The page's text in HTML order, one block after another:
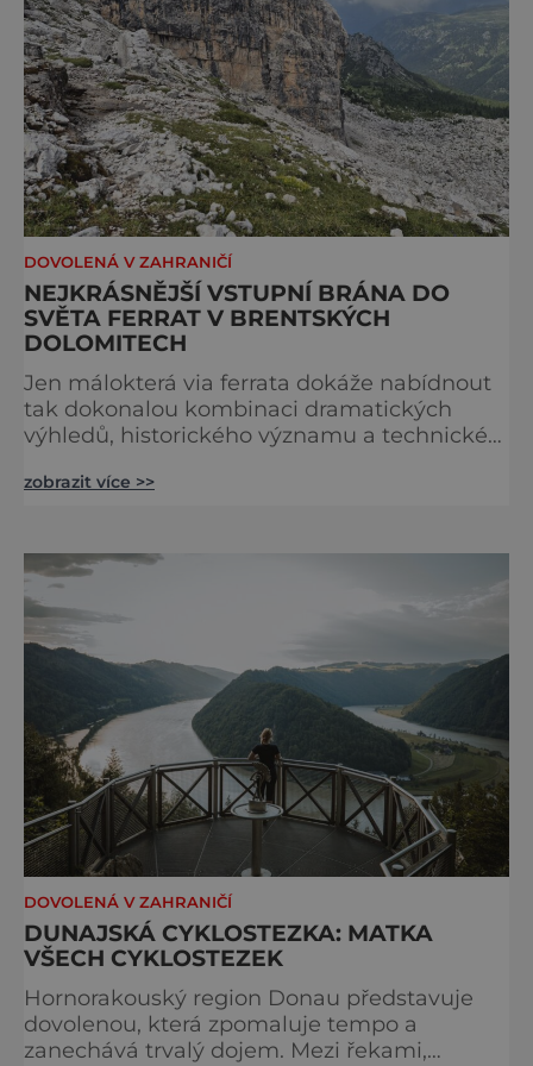
DOVOLENÁ V ZAHRANIČÍ
NEJKRÁSNĚJŠÍ VSTUPNÍ BRÁNA DO
SVĚTA FERRAT V BRENTSKÝCH
DOLOMITECH
Jen málokterá via ferrata dokáže nabídnout
tak dokonalou kombinaci dramatických
výhledů, historického významu a technické
Brentských Dolomit představuje vstupní
považován za jednu z nejkrásnějších
vysokohorských tras na světě. Přestože
samotná ferrata nepatří mezi techn
zobrazit více >>
DOVOLENÁ V ZAHRANIČÍ
DUNAJSKÁ CYKLOSTEZKA: MATKA
VŠECH CYKLOSTEZEK
Hornorakouský region Donau představuje
dovolenou, která zpomaluje tempo a
zanechává trvalý dojem. Mezi řekami,